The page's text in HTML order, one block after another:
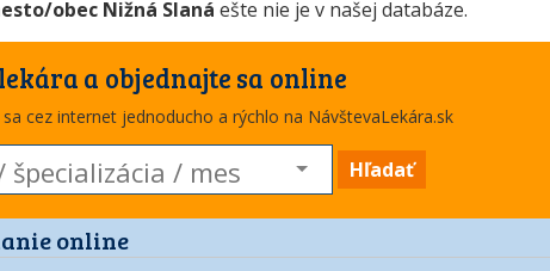
obec Nižná Slaná ešte nie je v našej databáze.
a objednajte sa online
cez internet jednoducho a rýchlo na NávštevaLekára.sk
Hľadať
online